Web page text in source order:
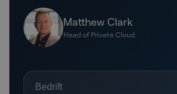
Matthew Clark
Head of Private Cloud